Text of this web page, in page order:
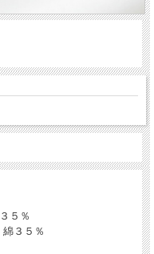
％・綿３５％
３５％